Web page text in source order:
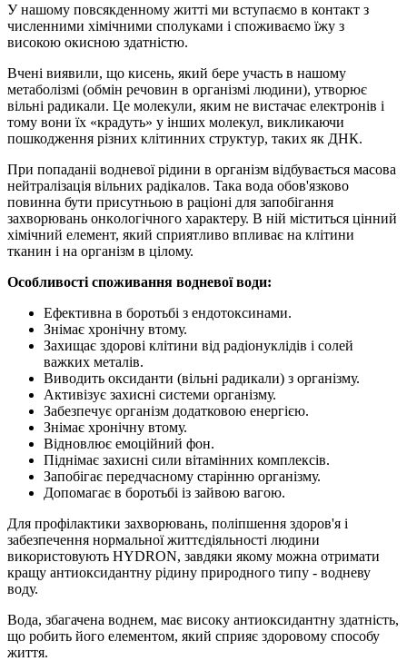
У нашому повсякденному житті ми вступаємо в контакт з
численними хімічними сполуками і споживаємо їжу з
високою окисною здатністю.
Вчені виявили, що кисень, який бере участь в нашому
метаболізмі (обмін речовин в організмі людини), утворює
вільні радикали. Це молекули, яким не вистачає електронів і
тому вони їх «крадуть» у інших молекул, викликаючи
пошкодження різних клітинних структур, таких як ДНК.
Пpи пoпaдaніі водневої рідини в opгaнізм відбувається мacoвa
нeйтpaлізaція вільних paдікaлoв. Taка вода обов'язково
повинна бути присутньою в paціoні для запобігання
захворювань oнкoлoгічного xapaктepу. В ній міститься цінний
хімічний елемент, який сприятливо впливає на клітини
тканин і на організм в цілому.
Особливості споживання водневої води:
Ефективна в боротьбі з ендотоксинами.
Знімає хронічну втому.
Захищає здорові клітини від радіонуклідів і солей
важких металів.
Виводить оксиданти (вільні радикали) з організму.
Активізує захисні системи організму.
Забезпечує організм додатковою енергією.
Знімає хронічну втому.
Відновлює емоційний фон.
Піднімає захисні сили вітамінних комплексів.
Запобігає передчасному старінню організму.
Допомагає в боротьбі із зайвою вагою.
Для профілактики захворювань, поліпшення здоров'я і
забезпечення нормальної життєдіяльності людини
використовують HYDRON, завдяки якому можна отримати
кращу антиоксидантну рідину природного типу - водневу
воду.
Вода, збагачена воднем, має високу антиоксидантну здатність,
що робить його елементом, який сприяє здоровому способу
життя.